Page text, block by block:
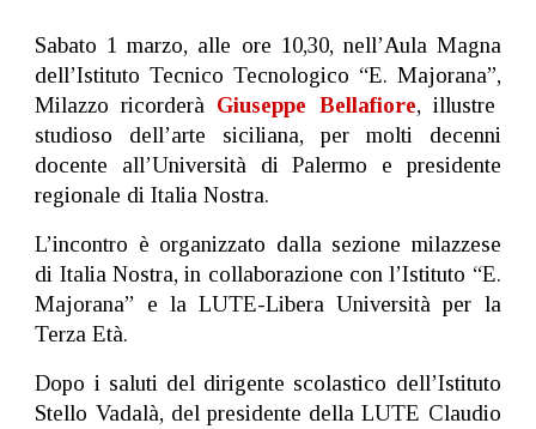
Sabato 1 marzo, alle ore 10,30, nell’Aula Magna
dell’Istituto Tecnico Tecnologico “E. Majorana”,
Milazzo ricorderà Giuseppe Bellafiore, illustre
studioso dell’arte siciliana, per molti decenni
docente all’Università di Palermo e presidente
regionale di Italia Nostra.
L’incontro è organizzato dalla sezione milazzese
di Italia Nostra, in collaborazione con l’Istituto “E.
Majorana” e la LUTE-Libera Università per la
Terza Età.
Dopo i saluti del dirigente scolastico dell’Istituto
Stello Vadalà, del presidente della LUTE Claudio